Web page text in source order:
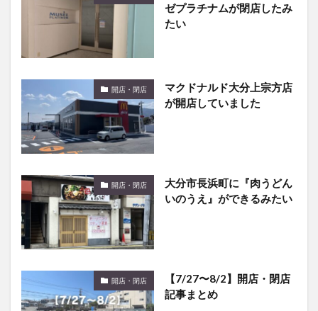
ゼプラチナムが閉店したみ
たい
開店・閉店
マクドナルド大分上宗方店
が開店していました
開店・閉店
大分市長浜町に『肉うどん
いのうえ』ができるみたい
開店・閉店
【7/27〜8/2】開店・閉店
記事まとめ